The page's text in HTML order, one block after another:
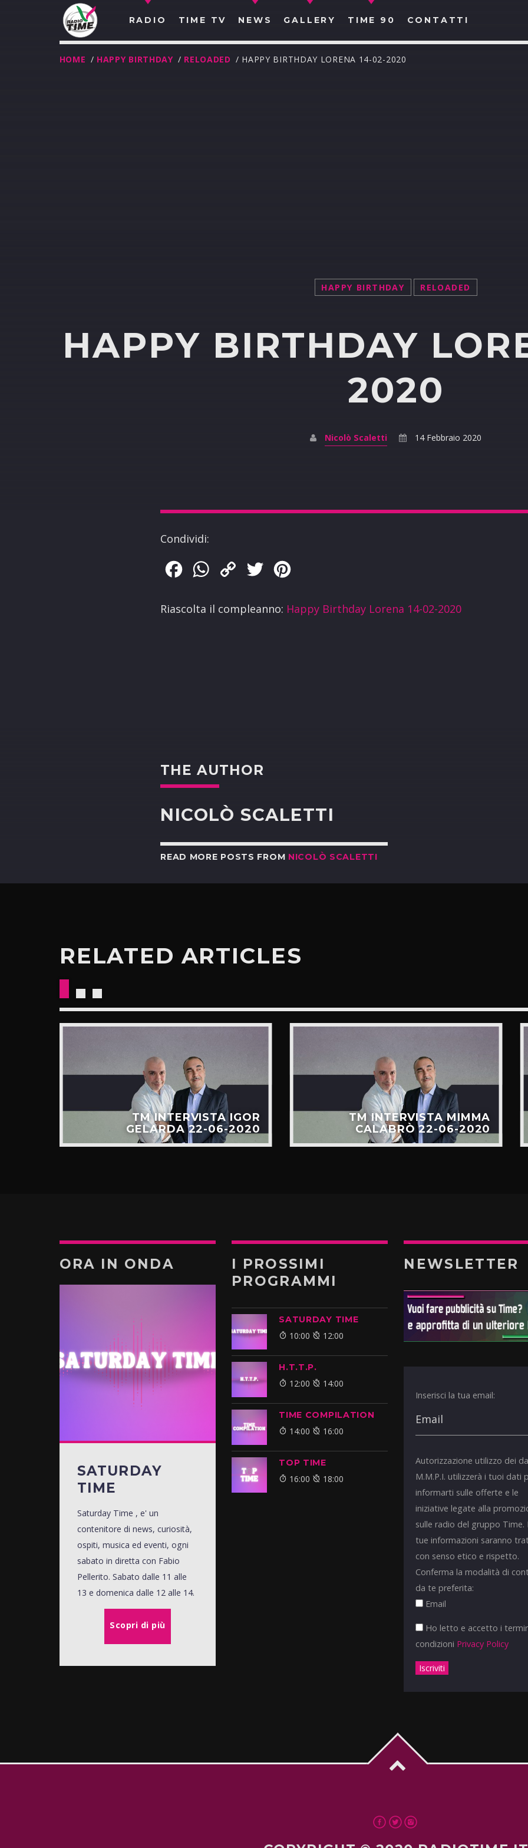
RADIO TIME TV NEWS GALLERY TIME 90 CONTATTI
HOME / HAPPY BIRTHDAY / RELOADED / HAPPY BIRTHDAY LORENA 14-02-2020
HAPPY BIRTHDAY RELOADED
HAPPY BIRTHDAY
2020
Nicolò Scaletti 14 Febbraio 2020
Condividi:
FacebookWhatsApp
Copy
Twitter
Riascolta il compleanno: Happy Birthday Lorena 14-02-2020
THE AUTHOR
NICOLÒ SCALETTI
READ MORE POSTS FROM NICOLÒ SCALETTI
RELATED ARTICLES
TM INTERVISTA IGOR
GELARDA 22-06-2020
TM INTERVISTA MIMMA
CALABRÒ 22-06-2020
ORA IN ONDA
SATURDAY
TIME
Saturday Time , e' un
contenitore di news, curiosità,
ospiti, musica ed eventi, ogni
sabato in diretta con Fabio
Pellerito. Sabato dalle 11 alle
13 e domenica dalle 12 alle 14.
Scopri di più
I PROSSIMI
PROGRAMMI
SATURDAY TIME
10:00 12:00
H.T.T.P.
12:00 14:00
TIME COMPILATION
14:00 16:00
TOP TIME
16:00 18:00
NEWSLETTER
Inserisci la tua email:
Autorizzazione utilizzo dei
M.M.P.I. utilizzerà i tuoi dati
informarti sulle offerte e le
iniziative legate alla
sulle radio del gruppo Time.
tue informazioni saranno
con senso etico e rispetto.
Conferma la modalità di
da te preferita:
Email
Ho letto e accetto i
condizioni Privacy Policy